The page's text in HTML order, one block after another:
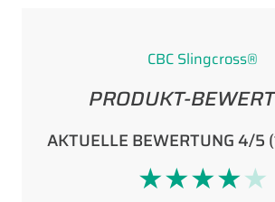
CBC Slingcross®
PRODUKT-
AKTUELLE BEWERTUNG 4/5
★
★
★
★
★